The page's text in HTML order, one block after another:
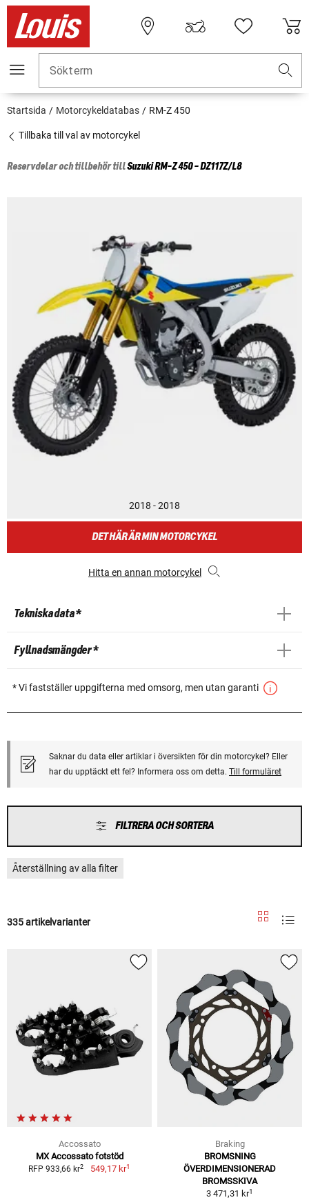
Sökterm
Startsida Motorcykeldatabas RM-Z 450
Tillbaka till val av motorcykel
Reservdelar och tillbehör tillSuzukiRM-Z 450 - DZ117Z/L8
2018 - 2018
DET HÄR ÄR MIN MOTORCYKEL
Hitta en annan motorcykel
Tekniska data *
Fyllnadsmängder *
* Vi fastställer uppgifterna med omsorg, men utan garanti
Saknar du data eller artiklar i översikten för din motorcykel? Eller
har du upptäckt ett fel? Informera oss om detta. Till formuläret
FILTRERA OCH SORTERA
Återställning av alla filter
335 artikelvarianter
Accossato
MX Accossato fotstöd
RFP 933,66 kr2 549,17 kr1
Braking
BROMSNING
ÖVERDIMENSIONERAD
BROMSSKIVA
3 471,31 kr1